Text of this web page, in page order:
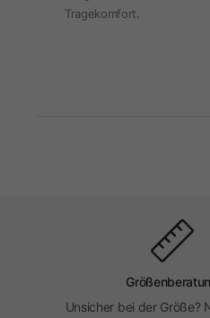
Tragekomfort.
Unsicher bei der Größe?